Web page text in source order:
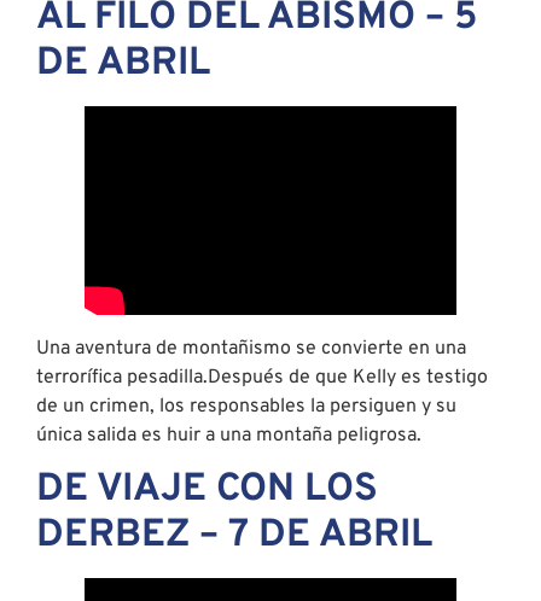
AL FILO DEL ABISMO – 5
DE ABRIL
Una aventura de montañismo se convierte en una
terrorífica pesadilla.Después de que Kelly es testigo
de un crimen, los responsables la persiguen y su
única salida es huir a una montaña peligrosa.
DE VIAJE CON LOS
DERBEZ – 7 DE ABRIL